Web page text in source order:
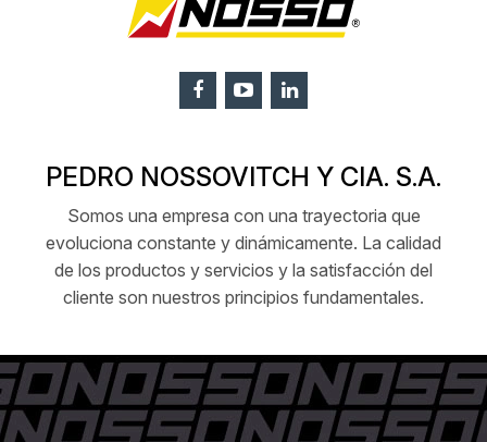
PEDRO NOSSOVITCH Y CIA. S.A.
Somos una empresa con una trayectoria que
evoluciona constante y dinámicamente. La calidad
de los productos y servicios y la satisfacción del
cliente son nuestros principios fundamentales.